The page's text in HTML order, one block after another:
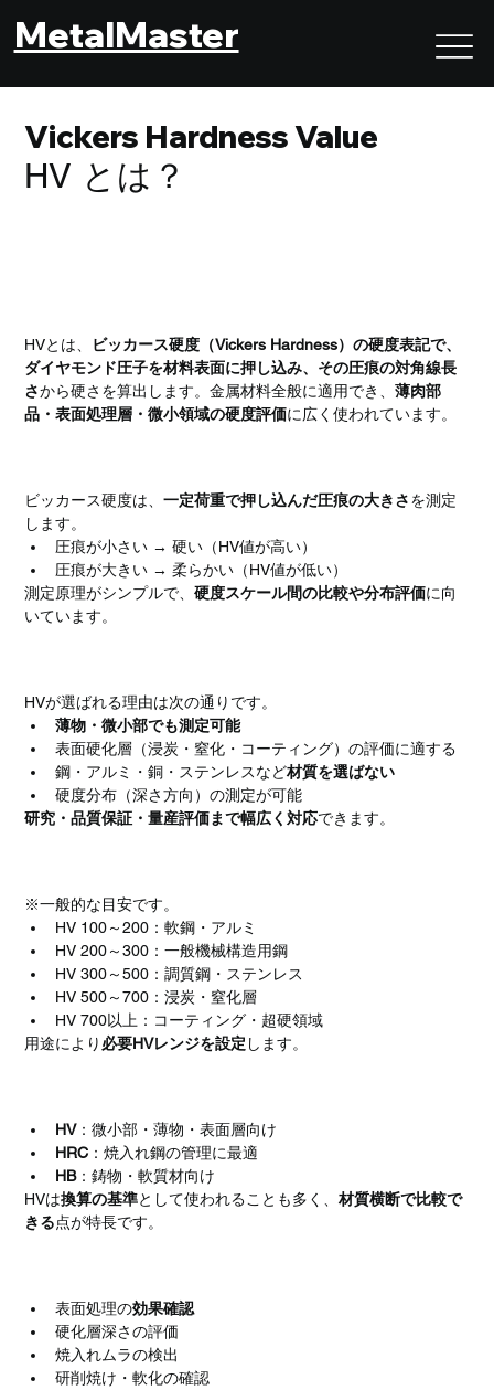
MetalMaster
Vickers Hardness Value
HV とは？
HVとは、
ビッカース硬度（Vickers Hardness）の硬度表記で、
ダイヤモンド圧子を材料表面に押し込み、その圧痕の対角線長
さから硬さを算出します。金属材料全般に適用でき、薄肉部
品・表面処理層・微小領域の硬度評価に広く使われています。
ビッカース硬度は、一定荷重で押し込んだ圧痕の大きさを測定
します。
圧痕が小さい → 硬い（HV値が高い）
圧痕が大きい → 柔らかい（HV値が低い）
測定原理がシンプルで、硬度スケール間の比較や分布評価に向
いています。
HVが選ばれる理由は次の通りです。
薄物・微小部でも測定可能
表面硬化層（浸炭・窒化・コーティング）の評価に適する
鋼・アルミ・銅・ステンレスなど材質を選ばない
硬度分布（深さ方向）の測定が可能
研究・品質保証・量産評価まで幅広く対応できます。
※一般的な目安です。
HV 100～200：軟鋼・アルミ
HV 200～300：一般機械構造用鋼
HV 300～500：調質鋼・ステンレス
HV 500～700：浸炭・窒化層
HV 700以上：コーティング・超硬領域
用途により 必要HVレンジを設定 します。
HV：微小部・薄物・表面層向け
HRC ：焼入れ鋼の管理に最適
HB：鋳物・軟質材向け
HVは換算の基準として使われることも多く、材質横断で比較で
きる点が特長です。
表面処理の効果確認
硬化層深さの評価
焼入れムラの検出
研削焼け・軟化の確認